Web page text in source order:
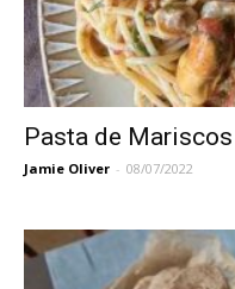
Pasta de
Jamie Oliver - 08/07/2022